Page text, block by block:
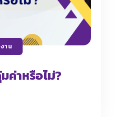
าน
ค่าหรือไม่?